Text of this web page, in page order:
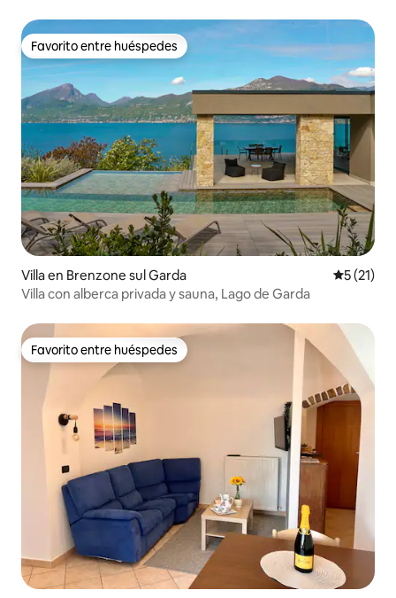
Favorito entre huéspedes
Favorito entre huéspedes
Villa en Brenzone sul Garda
5 (21)
Villa con alberca privada y sauna, Lago de Garda
Favorito entre huéspedes
Favorito entre huéspedes